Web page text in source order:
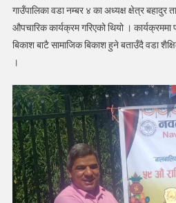
गाउँपालिका वडा नम्बर ४ का अध्यक्ष क्षेत्र बहादुर
औपचारिक कार्यक्रम गरिएको थियो ।
बिकाश बाटै सामाजिक बिकाश हुने बताउँदै वडा
।